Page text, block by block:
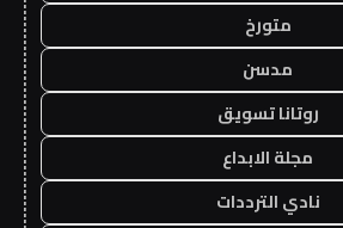
متورخ
مدسن
روتانا تسويق
مجلة الابداع
نادي الترددات